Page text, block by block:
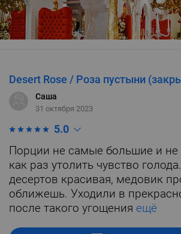
Desert Rose / Роза пустыни
Саша
31 октября 2023
5.0
Порции не самые большие и не
как раз утолить чувство
десертов красивая, медовик
оближешь. Уходили в
после такого угощения ещё